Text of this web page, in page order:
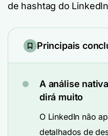
de hashtag do
Principais
A análise
dirá muito
O LinkedIn não
detalhados de